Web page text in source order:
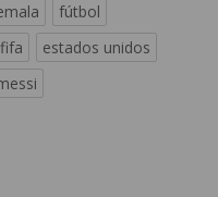
fútbol
fifa
estados unidos